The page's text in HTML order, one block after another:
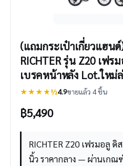
(แถมกระเป๋าเกี่ยวแฮน
RICHTER รุ่น Z20 เฟร
เบรคหน้าหลัง Lot.ใหม่
★★★★½4.9ขายแล้ว 4 ชิ้น
฿5,490
RICHTER Z20 เฟรมอลู
นิ้ว ราคากลาง — ผ่านเก